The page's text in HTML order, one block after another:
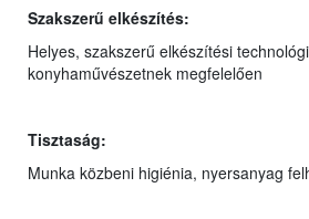
Szakszerű elkészítés:
Helyes, szakszerű elkészítési
konyhaművészetnek megfelelően
Tisztaság:
Munka közbeni higiénia, nyersanyag